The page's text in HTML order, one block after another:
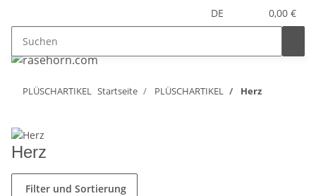
DE 0,00 €
PLÜSCHARTIKEL Startseite PLÜSCHARTIKEL Herz
Herz
Filter und Sortierung